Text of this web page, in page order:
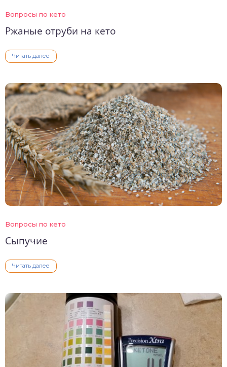
Вопросы по кето
Ржаные отруби на кето
Читать далее
Вопросы по кето
Сыпучие
Читать далее